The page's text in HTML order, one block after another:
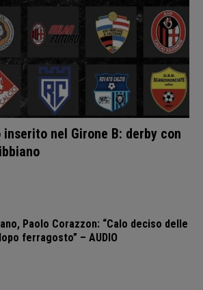
nel Girone B: derby con
Paolo Corazzon: “Calo deciso delle
ferragosto” – AUDIO